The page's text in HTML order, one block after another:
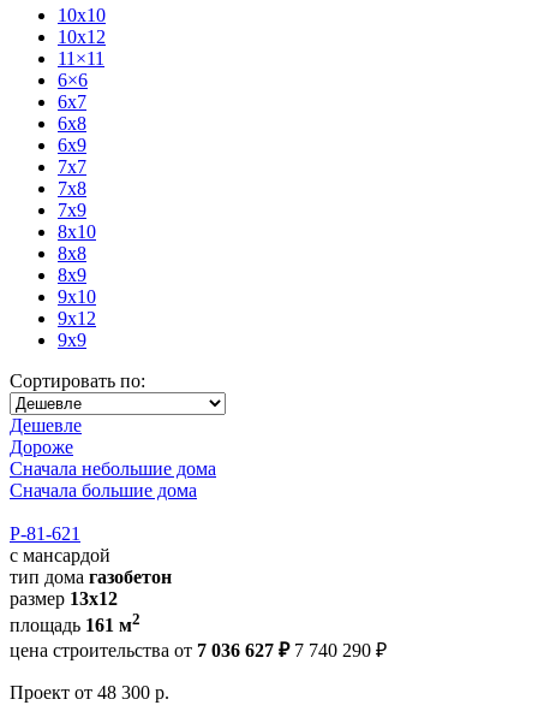
10x10
10x12
11×11
6×6
6x7
6x8
6x9
7x7
7x8
7x9
8x10
8x8
8x9
9x10
9x12
9x9
Сортировать по:
Дешевле
Дороже
Сначала небольшие дома
Сначала большие дома
Р-81-621
с мансардой
тип дома газобетон
размер 13x12
площадь 161 м2
цена строительства от 7 036 627 ₽ 7 740 290 ₽
Проект от 48 300 р.